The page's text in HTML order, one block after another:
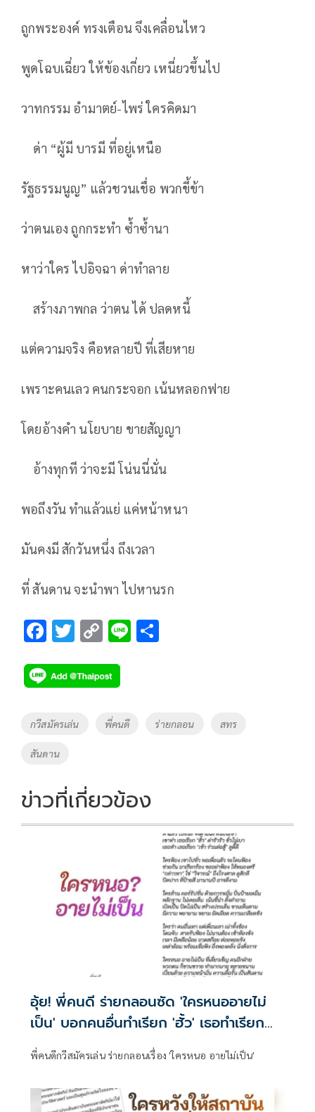
ถูกพระองค์ ทรงเตือน จึงเคลื่อนไหว
พูดโฉบเฉี่ยว ให้ข้องเกี่ยว เหนี่ยวขึ้นไป
วาทกรรม อำมาตย์-ไพร่ ใครคิดมา
ด่า “ผู้มี บารมี ที่อยู่เหนือ
รัฐธรรมนูญ” แล้วชวนเชื่อ พวกขี้ข้า
ว่าตนเอง ถูกกระทำ ซ้ำซ้ำนา
หาว่าใคร ไปอิจฉา ด่าทำลาย
สร้างภาพกล ว่าตน ได้ ปลดหนี้
แต่ความจริง คือหลายปี ที่เสียหาย
เพราะคนเลว คนกระจอก เน้นหลอกฟาย
โดยอ้างคำ นโยบาย ขายสัญญา
อ้างทุกที ว่าจะมี โน่นนี่นั่น
พอถึงวัน ทำแล้วแย่ แค่หน้าหนา
มันคงมี สักวันหนึ่ง ถึงเวลา
ที่ สันดาน จะนำพา ไปหานรก
F
e
b
o
k
T
tt
er
C
p
y
Li
Li
Tags
กวีสมัครเล่น พี่คนดี ร่ายกลอน สทร
สันดาน
ข่าวที่เกี่ยวข้อง
อุ้ย! พี่คนดี ร่ายกลอนซัด 'ใครหนออายไม่
เป็น' บอกคนอื่นทำเรียก 'ฮั้ว' เธอทำเรียก
'เข้าร่วมต่อสู้'
พี่คนดีกวีสมัครเล่น ร่ายกลอนเรื่อง 'ใครหนอ อายไม่เป็น'